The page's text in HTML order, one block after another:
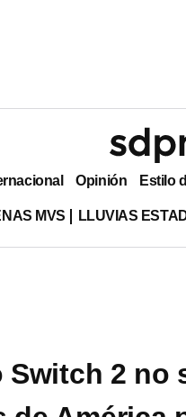
Opinión Estilo
MVS LLUVIAS
Switch 2 no